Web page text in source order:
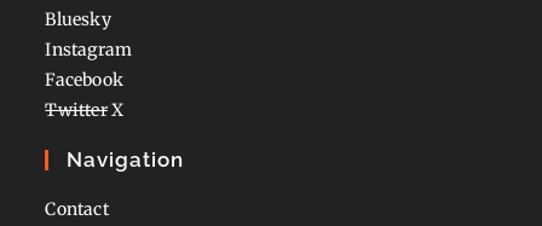
Bluesky
Instagram
Facebook
TwitterX
Navigation
Contact